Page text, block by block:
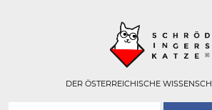
DER ÖSTERREICHISCHE